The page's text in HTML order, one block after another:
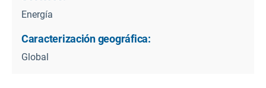
Energía
Caracterización geográfica:
Global